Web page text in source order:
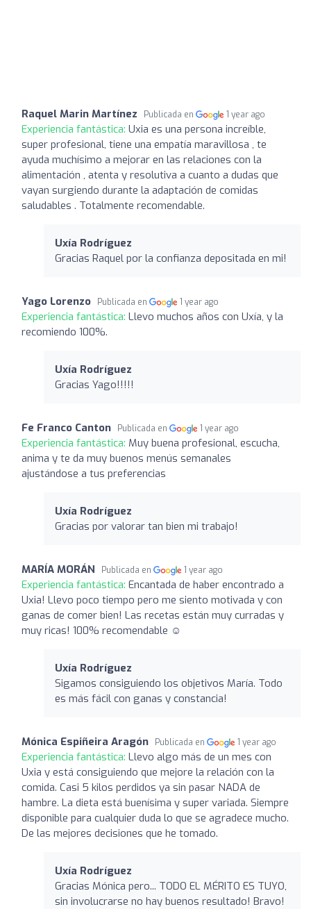
Raquel Marin Martínez Publicada en 1 year ago
Experiencia fantástica: Uxia es una persona increíble,
super profesional, tiene una empatía maravillosa , te
ayuda muchísimo a mejorar en las relaciones con la
alimentación , atenta y resolutiva a cuanto a dudas que
vayan surgiendo durante la adaptación de comidas
saludables . Totalmente recomendable.
Uxía Rodríguez
Gracias Raquel por la confianza depositada en mi!
Yago Lorenzo Publicada en 1 year ago
Experiencia fantástica: Llevo muchos años con Uxía, y la
recomiendo 100%.
Uxía Rodríguez
Gracias Yago!!!!!
Fe Franco Canton Publicada en 1 year ago
Experiencia fantástica: Muy buena profesional, escucha,
anima y te da muy buenos menús semanales
ajustándose a tus preferencias
Uxía Rodríguez
Gracias por valorar tan bien mi trabajo!
MARÍA MORÁN Publicada en 1 year ago
Experiencia fantástica: Encantada de haber encontrado a
Uxia! Llevo poco tiempo pero me siento motivada y con
ganas de comer bien! Las recetas están muy curradas y
muy ricas! 100% recomendable ☺️
Uxía Rodríguez
Sigamos consiguiendo los objetivos María. Todo
es más fácil con ganas y constancia!
Mónica Espiñeira Aragón Publicada en 1 year ago
Experiencia fantástica: Llevo algo más de un mes con
Uxia y está consiguiendo que mejore la relación con la
comida. Casi 5 kilos perdidos ya sin pasar NADA de
hambre. La dieta está buenísima y super variada. Siempre
disponible para cualquier duda lo que se agradece mucho.
De las mejores decisiones que he tomado.
Uxía Rodríguez
Gracias Mónica pero... TODO EL MÉRITO ES TUYO,
sin involucrarse no hay buenos resultado! Bravo!